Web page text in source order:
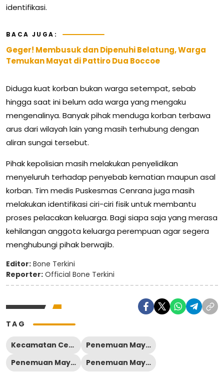
identifikasi.
BACA JUGA:
Geger! Membusuk dan Dipenuhi Belatung, Warga
Temukan Mayat di Pattiro Dua Boccoe
Diduga kuat korban bukan warga setempat, sebab
hingga saat ini belum ada warga yang mengaku
mengenalinya. Banyak pihak menduga korban terbawa
arus dari wilayah lain yang masih terhubung dengan
aliran sungai tersebut.
Pihak kepolisian masih melakukan penyelidikan
menyeluruh terhadap penyebab kematian maupun asal
korban. Tim medis Puskesmas Cenrana juga masih
melakukan identifikasi ciri-ciri fisik untuk membantu
proses pelacakan keluarga. Bagi siapa saja yang merasa
kehilangan anggota keluarga perempuan agar segera
menghubungi pihak berwajib.
Editor: Bone Terkini
Reporter: Official Bone Terkini
TAG
Kecamatan Cenrana
Penemuan Mayat Bone
Penemuan Mayat Cenrana
Penemuan Mayat Sungai Cenrana